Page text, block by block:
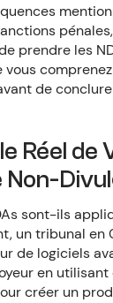
prendre les
vous
de
Réel de
sont-ils
un tribunal en
de logiciels
en
créer un